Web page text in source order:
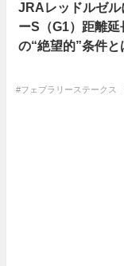
JRAレッドルゼル
ーS（G1）距離
の“絶望的”条件と
#フェブラリーステークス